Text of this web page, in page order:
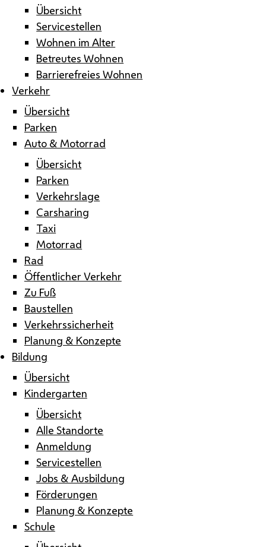
Übersicht
Servicestellen
Wohnen im Alter
Betreutes Wohnen
Barrierefreies Wohnen
Verkehr
Übersicht
Parken
Auto & Motorrad
Übersicht
Parken
Verkehrslage
Carsharing
Taxi
Motorrad
Rad
Öffentlicher Verkehr
Zu Fuß
Baustellen
Verkehrssicherheit
Planung & Konzepte
Bildung
Übersicht
Kindergarten
Übersicht
Alle Standorte
Anmeldung
Servicestellen
Jobs & Ausbildung
Förderungen
Planung & Konzepte
Schule